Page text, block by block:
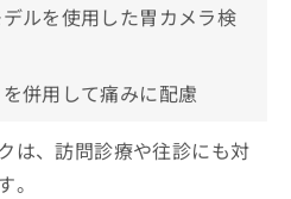
ルを使用した胃カメラ検
併用して痛みに配慮
は、訪問診療や往診にも対
。